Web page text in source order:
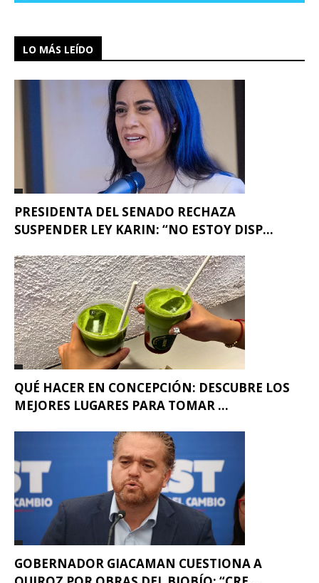
LO MÁS LEÍDO
PRESIDENTA DEL SENADO RECHAZA
SUSPENDER LEY KARIN: “NO ESTOY DISP...
QUÉ HACER EN CONCEPCIÓN: DESCUBRE LOS
MEJORES LUGARES PARA TOMAR ...
GOBERNADOR GIACAMAN CUESTIONA A